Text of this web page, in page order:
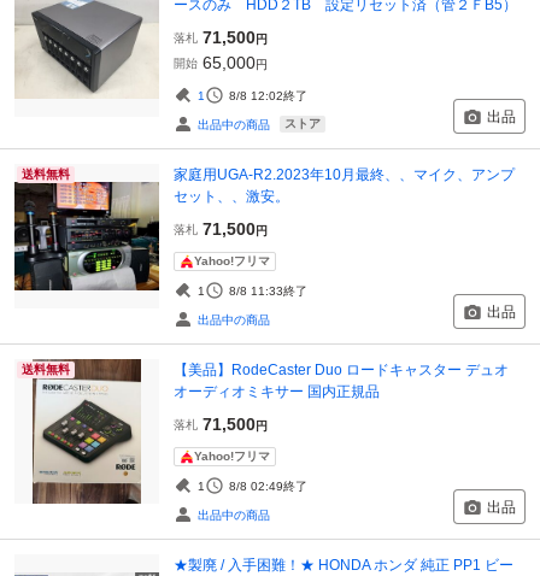
ースのみ HDD２TB 設定リセット済（管２ＦB5）
落札 71,500円
開始 65,000円
1 8/8 12:02終了
出品中の商品 ストア 出品
送料無料
家庭用UGA-R2.2023年10月最終、、マイク、アンプ
セット、、激安。
落札 71,500円
Yahoo!フリマ
1 8/8 11:33終了
出品中の商品 出品
送料無料
【美品】RodeCaster Duo ロードキャスター デュオ
オーディオミキサー 国内正規品
落札 71,500円
Yahoo!フリマ
1 8/8 02:49終了
出品中の商品 出品
★製廃 / 入手困難！★ HONDA ホンダ 純正 PP1 ビー